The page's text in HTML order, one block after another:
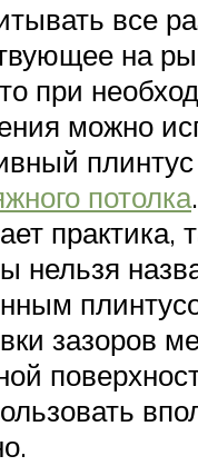
все
на
при
можно
потолка
практика,
нельзя
зазоров